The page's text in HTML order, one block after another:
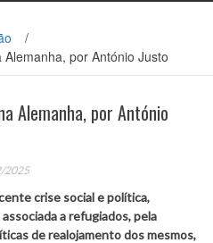
/
por António Justo
Alemanha, por António
2025
crise social e política,
a refugiados, pela
de realojamento dos mesmos,